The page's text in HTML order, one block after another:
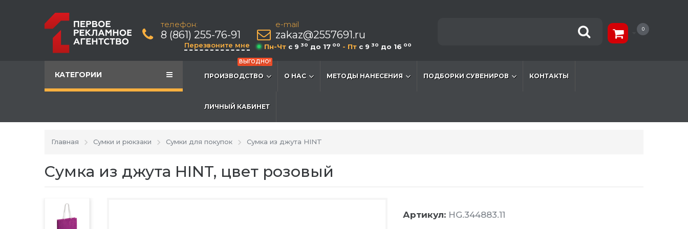
телефон:
8 (861) 255-76-91
Перезвоните мне
e-mail
zakaz@2557691.ru
Пн-Чт c 9 30 до 17 00 - Пт c 9 30 до 16 00
0
КАТЕГОРИИ
ВЫГОДНО!
ПРОИЗВОДСТВО О НАС МЕТОДЫ НАНЕСЕНИЯ ПОДБОРКИ СУВЕНИРОВ КОНТАКТЫ
ЛИЧНЫЙ КАБИНЕТ
Главная Сумки и рюкзаки Сумки для покупок Cумка из джута HINT
Cумка из джута HINT, цвет розовый
Артикул: HG.344883.11